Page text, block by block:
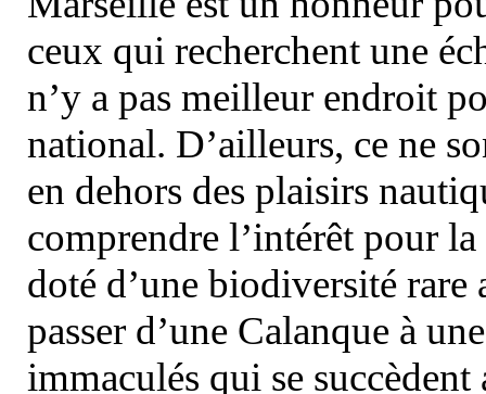
ceux qui recherchent une
n’y a pas meilleur endroit
national. D’ailleurs, ce ne
en dehors des plaisirs
comprendre l’intérêt pour
doté d’une biodiversité
passer d’une Calanque à
immaculés qui se